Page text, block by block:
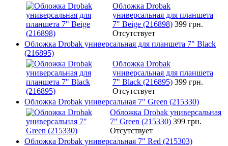
Обложка Drobak
универсальная для планшета
7" Beige (216898) 399 грн.
Отсутствует
Обложка Drobak универсальная для планшета 7" Black
(216895)
Обложка Drobak
универсальная для планшета
7" Black (216895) 399 грн.
Отсутствует
Обложка Drobak универсальная 7" Green (215330)
Обложка Drobak универсальная
7" Green (215330) 399 грн.
Отсутствует
Обложка Drobak универсальная 7" Red (215303)